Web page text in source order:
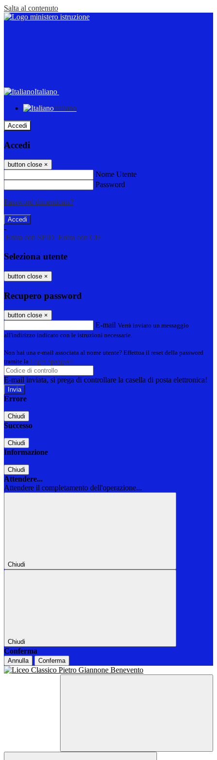
Salta al contenuto
Italiano
Italiano
Accedi
Accedi
button close ×
Nome Utente
Password
Password dimenticata?
-
Entra con SPID Entra con CIE
Seleziona utente
button close ×
Recupero password
button close ×
E-mail Verrà inviato un messaggio
all'indirizzo indicato con le istruzioni necessarie.
Non hai una e-mail associata al nome utente? Effettua il reset della password
tramite la Login Spaggiari
E-mail inviata, si prega di controllare la casella di posta elettronica!
Errore
Chiudi
Successo
Chiudi
Informazione
Chiudi
Attendere...
Attendere il completamento dell'operazione...
Chiudi
Chiudi
Conferma
Annulla Conferma